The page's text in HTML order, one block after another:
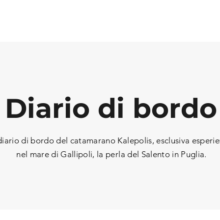
Diario di bordo
di bordo del catamarano Kalepolis, esclusiva
nel mare di Gallipoli, la perla del Salento in Puglia.